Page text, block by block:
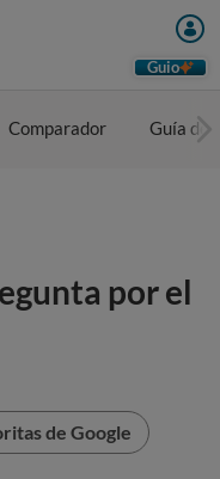
Guio
Comparador Guía de
por el
de Google